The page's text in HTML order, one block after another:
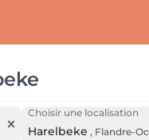
Choisir une localisation
Harelbeke , Flandre-